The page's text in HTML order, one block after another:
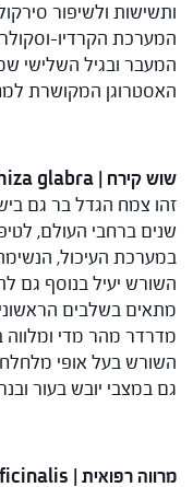
ותשישות ולשיפור
המערכת הקרדיו-
המעבר ובגיל השלישי
האסטרוגן המקושרת
שוש קירח | Glycyrrhiza glabra
זהו צמח הגדל בר גם
שנים ברחבי העולם,
במערכת העיכול, הנשימה,
השורש יעיל בנוסף גם
מתאים בשלבים
מדרדר מהר מדי ומלווה
השורש בעל אופי מלחלח,
גם במצבי יובש בעור
מרווה רפואית | Salvia officinalis